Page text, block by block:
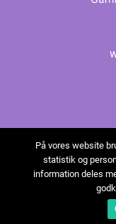
På vores website
statistik og
information deles